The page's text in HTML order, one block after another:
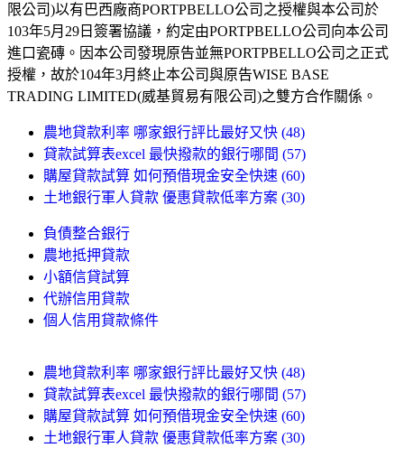
限公司)以有巴西廠商PORTPBELLO公司之授權與本公司於
103年5月29日簽署協議，約定由PORTPBELLO公司向本公司
進口瓷磚。因本公司發現原告並無PORTPBELLO公司之正式
授權，故於104年3月終止本公司與原告WISE BASE
TRADING LIMITED(威基貿易有限公司)之雙方合作關係。
農地貸款利率 哪家銀行評比最好又快 (48)
貸款試算表excel 最快撥款的銀行哪間 (57)
購屋貸款試算 如何預借現金安全快速 (60)
土地銀行軍人貸款 優惠貸款低率方案 (30)
負債整合銀行
農地抵押貸款
小額信貸試算
代辦信用貸款
個人信用貸款條件
農地貸款利率 哪家銀行評比最好又快 (48)
貸款試算表excel 最快撥款的銀行哪間 (57)
購屋貸款試算 如何預借現金安全快速 (60)
土地銀行軍人貸款 優惠貸款低率方案 (30)